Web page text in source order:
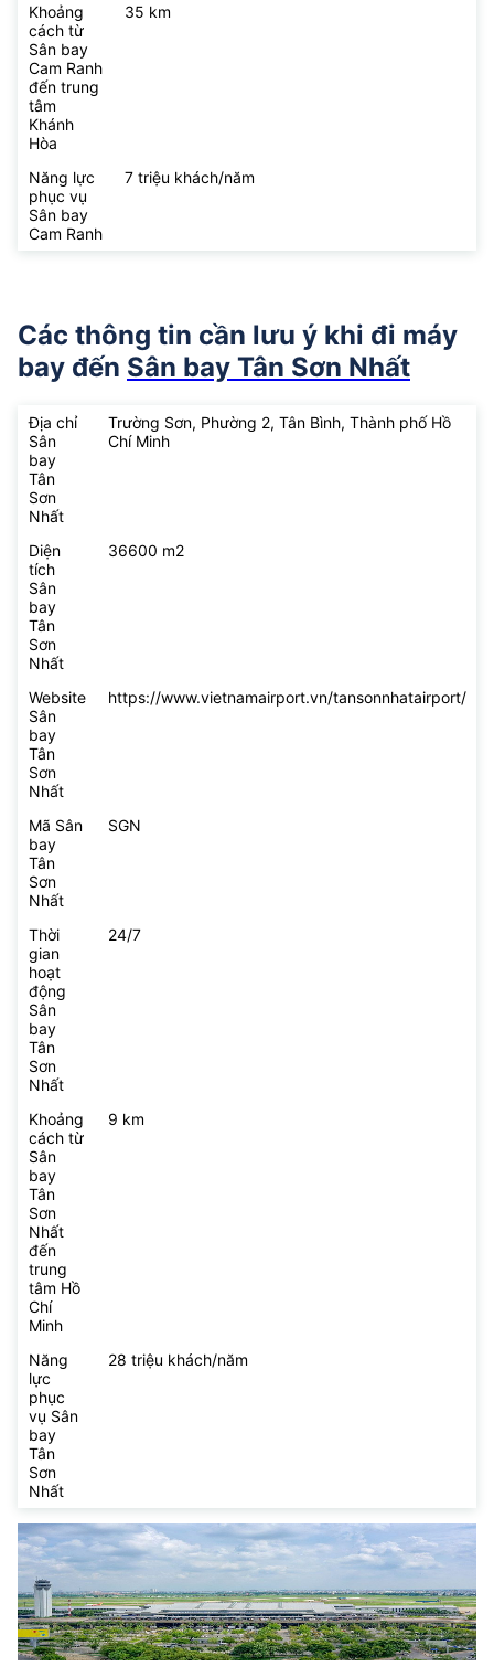
Khoảng
cách từ
Sân bay
Cam Ranh
đến trung
tâm
Khánh
Hòa
35 km
Năng lực
phục vụ
Sân bay
Cam Ranh
7 triệu khách/năm
Các thông tin cần lưu ý khi đi máy
bay đến Sân bay Tân Sơn Nhất
Địa chỉ
Sân
bay
Tân
Sơn
Nhất
Trường Sơn, Phường 2, Tân Bình, Thành phố Hồ
Chí Minh
Diện
tích
Sân
bay
Tân
Sơn
Nhất
36600 m2
Website
Sân
bay
Tân
Sơn
Nhất
https://www.vietnamairport.vn/tansonnhatairport/
Mã Sân
bay
Tân
Sơn
Nhất
SGN
Thời
gian
hoạt
động
Sân
bay
Tân
Sơn
Nhất
24/7
Khoảng
cách từ
Sân
bay
Tân
Sơn
Nhất
đến
trung
tâm Hồ
Chí
Minh
9 km
Năng
lực
phục
vụ Sân
bay
Tân
Sơn
Nhất
28 triệu khách/năm